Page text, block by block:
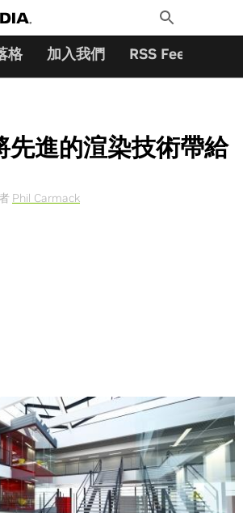
Toggle
Search
格 加入我們 RSS Feeds
先進的渲染技術帶給
Phil Carmack